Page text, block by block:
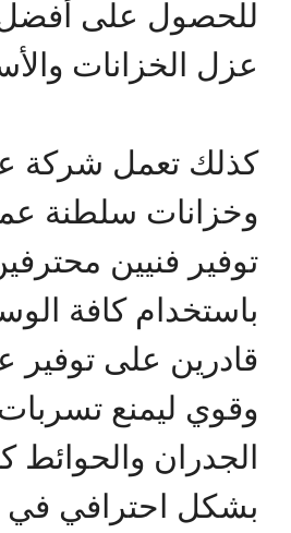
للحصول على
عزل الخزانات
كذلك تعمل شركة
وخزانات سلطنة
توفير فنيين
باستخدام كافة
قادرين على توفير
وقوي ليمنع
الجدران والحوائط
بشكل احترافي في